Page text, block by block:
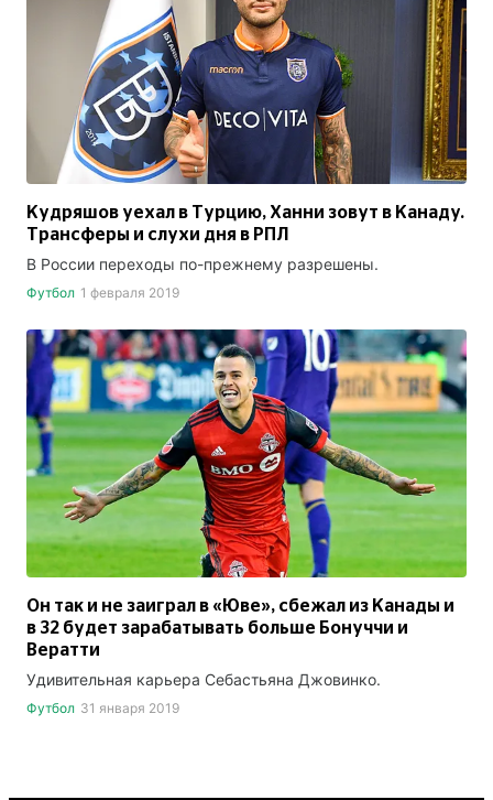
Кудряшов уехал в Турцию, Ханни зовут в Канаду.
Трансферы и слухи дня в РПЛ
В России переходы по-прежнему разрешены.
Футбол 1 февраля 2019
Он так и не заиграл в «Юве», сбежал из Канады и
в 32 будет зарабатывать больше Бонуччи и
Вератти
Удивительная карьера Себастьяна Джовинко.
Футбол 31 января 2019